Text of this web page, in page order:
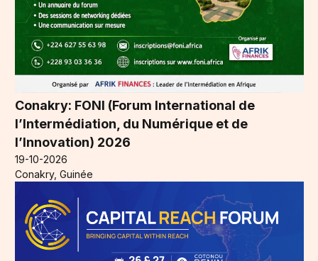
Conakry: FONI (Forum International de
l’Intermédiation, du Numérique et de
l’Innovation) 2026
19-10-2026
Conakry, Guinée